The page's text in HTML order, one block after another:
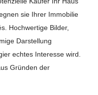
sie Ihrer Immobilie
Hochwertige Bilder,
Darstellung
echtes Interesse wird.
Gründen der